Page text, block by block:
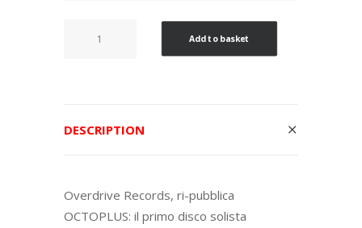
Add to basket
DESCRIPTION
Overdrive Records, ri-pubblica
OCTOPLUS: il primo disco solista